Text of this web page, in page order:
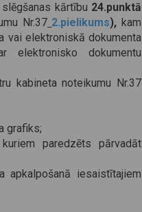
kārtību 24.punktā
Nr.37 2.pielikums),kam
vai elektroniskā dokumenta
elektronisko dokumentu
kabineta noteikumu Nr.37
grafiks;
paredzēts pārvadāt
iesaistītajiem